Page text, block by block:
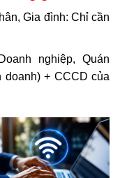
Gia đình: Chỉ cần
nghiệp, Quán
doanh) + CCCD của